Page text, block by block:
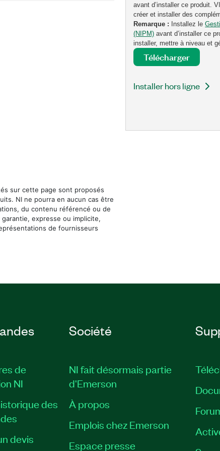
sur cette page sont proposés
NI ne pourra en aucun cas être
du contenu référencé ou de
expresse ou implicite,
de fournisseurs
avant d’installer ce produit.
créer et installer des
Remarque : Installez le
(NIPM) avant d’installer ce
installer, mettre à niveau et
Télécharger
Installer hors ligne
de
NI
des
devis
Société
NI fait désormais partie
d'Emerson
À propos
Emplois chez Emerson
Espace presse